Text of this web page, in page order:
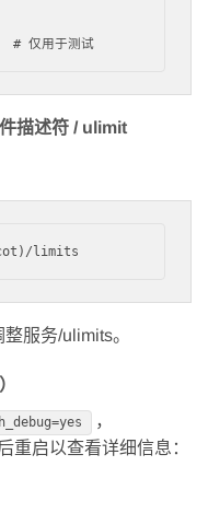
描述符 / ulimit
服务/ulimits。
，
重启以查看详细信息：